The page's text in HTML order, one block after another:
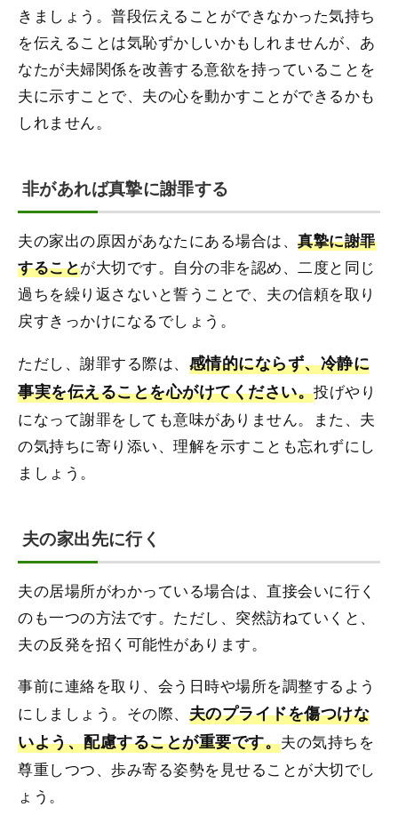
きましょう。普段伝えることができなかった気持ち
を伝えることは気恥ずかしいかもしれませんが、あ
なたが夫婦関係を改善する意欲を持っていることを
夫に示すことで、夫の心を動かすことができるかも
しれません。
非があれば真摯に謝罪する
夫の家出の原因があなたにある場合は、真摯に謝罪
することが大切です。自分の非を認め、二度と同じ
過ちを繰り返さないと誓うことで、夫の信頼を取り
戻すきっかけになるでしょう。
ただし、謝罪する際は、 感情的にならず、冷静に
事実を伝えることを心がけてください。投げやり
になって謝罪をしても意味がありません。また、夫
の気持ちに寄り添い、理解を示すことも忘れずにし
ましょう。
夫の家出先に行く
夫の居場所がわかっている場合は、直接会いに行く
のも一つの方法です。ただし、突然訪ねていくと、
夫の反発を招く可能性があります。
事前に連絡を取り、会う日時や場所を調整するよう
にしましょう。その際、 夫のプライドを傷つけな
いよう、配慮することが重要です。夫の気持ちを
尊重しつつ、歩み寄る姿勢を見せることが大切でし
ょう。